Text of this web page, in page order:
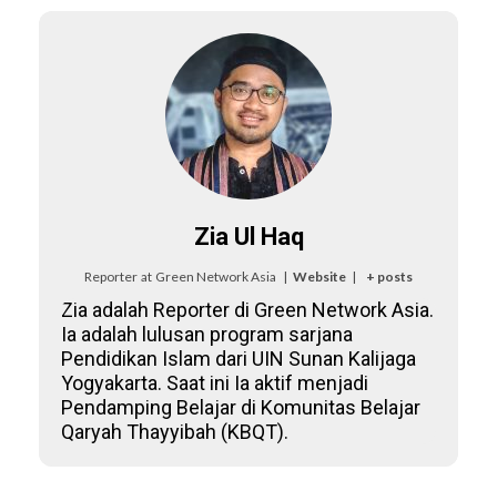
Zia Ul Haq
Reporter at Green Network Asia | Website | + posts
Zia adalah Reporter di Green Network Asia.
Ia adalah lulusan program sarjana
Pendidikan Islam dari UIN Sunan Kalijaga
Yogyakarta. Saat ini Ia aktif menjadi
Pendamping Belajar di Komunitas Belajar
Qaryah Thayyibah (KBQT).